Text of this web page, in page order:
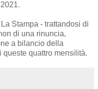
Stampa - trattandosi di
di una rinuncia,
a bilancio della
quattro mensilità.